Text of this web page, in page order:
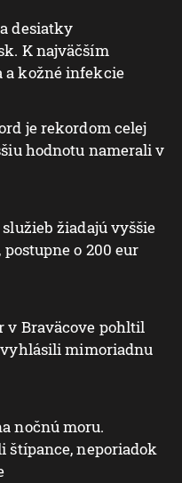
desiatky
K najväčším
a kožné infekcie
je rekordom celej
hodnotu namerali v
žiadajú vyššie
o 200 eur
v Braväcove pohltil
mimoriadnu
nočnú moru.
štípance, neporiadok